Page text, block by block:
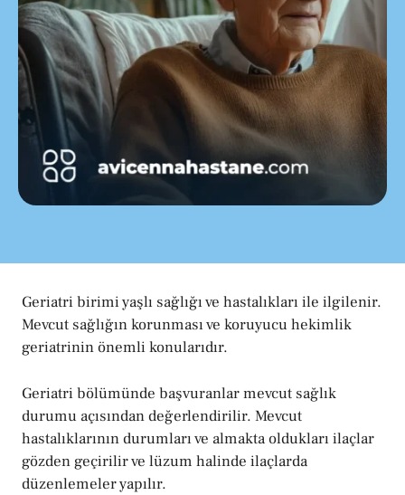
Geriatri birimi yaşlı sağlığı ve hastalıkları ile ilgilenir.
Mevcut sağlığın korunması ve koruyucu hekimlik
geriatrinin önemli konularıdır.
Geriatri bölümünde başvuranlar mevcut sağlık
durumu açısından değerlendirilir. Mevcut
hastalıklarının durumları ve almakta oldukları ilaçlar
gözden geçirilir ve lüzum halinde ilaçlarda
düzenlemeler yapılır.